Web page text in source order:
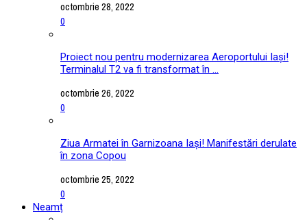
octombrie 28, 2022
0
Proiect nou pentru modernizarea Aeroportului Iași!
Terminalul T2 va fi transformat în ...
octombrie 26, 2022
0
Ziua Armatei în Garnizoana Iași! Manifestări derulate
în zona Copou
octombrie 25, 2022
0
Neamț